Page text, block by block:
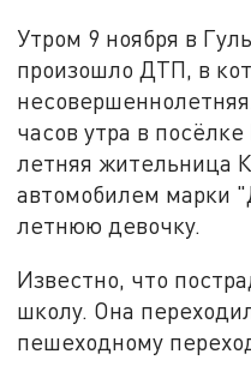
Утром 9 ноября в
произошло ДТП, в
часов утра в
летняя жительница
автомобилем марки
летнюю девочку.
Известно, что
школу. Она
пешеходному